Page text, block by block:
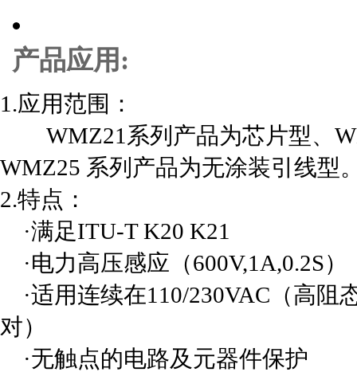
产品应用:
1.应用范围：
WMZ21系列产品为芯片型、
WMZ25 系列产品为无涂装引线型
2.特点：
·满足ITU-T K20 K21 ·
·电力高压感应（
·适用连续在110/230VAC（高
对）
·无触点的电路及元器件